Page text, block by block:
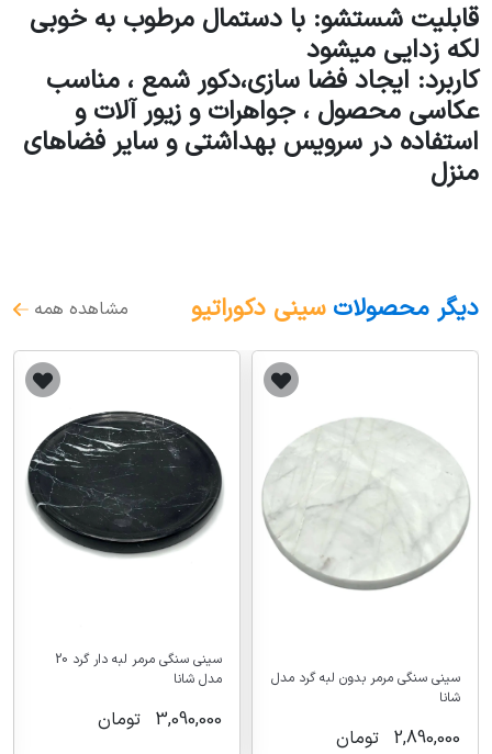
قابلیت شستشو: با دستمال مرطوب به خوبی
لکه زدایی میشود
کاربرد: ایجاد فضا سازی،دکور شمع ، مناسب
عکاسی محصول ، جواهرات و زیور آلات و
استفاده در سرویس بهداشتی و سایر فضاهای
منزل
دیگر محصولاتسینی دکوراتیو مشاهده همه
سینی سنگی مرمر بدون لبه گرد مدل
شانا
2,890,000 تومان
سینی سنگی مرمر لبه دار گرد 20
مدل شانا
3,090,000 تومان